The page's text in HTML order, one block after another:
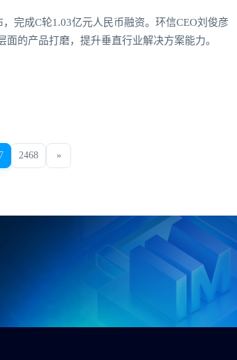
完成C轮1.03亿元人民币融资。环信CEO刘俊彦
的产品打磨，提升垂直行业解决方案能力。
2468 »